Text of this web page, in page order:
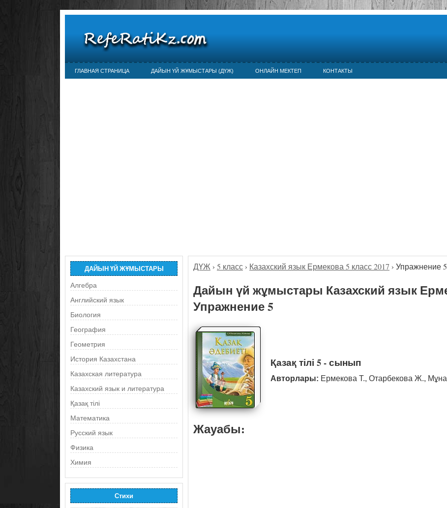
ГЛАВНАЯ СТРАНИЦА ДАЙЫН ҮЙ ЖҰМЫСТАРЫ (ДҮЖ) ОНЛАЙН МЕКТЕП КОНТАКТЫ
ДАЙЫН ҮЙ ЖҰМЫСТАРЫ
Алгебра
Английский язык
Биология
География
Геометрия
История Казахстана
Казахская литература
Казахский язык и литература
Қазақ тілі
Математика
Русский язык
Физика
Химия
Стихи
ДҮЖ › 5 класс › Казахский язык Ермекова 5 класс 2017 › Упражнение 5
Дайын үй жұмыстары Казахский язык
Упражнение 5
Қазақ тілі 5 - сынып
Авторлары: Ермекова Т., Отарбекова Ж.,
Жауабы: